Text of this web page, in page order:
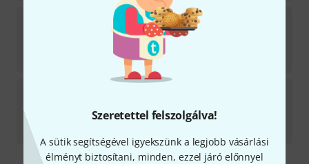
Szeretettel felszolgálva!
A sütik segítségével igyekszünk a legjobb vásárlási
élményt biztosítani, minden, ezzel járó előnnyel
Isomic
2
1–2 héten belül szállítható
452 431Ft
5–7 héten belül szállítható